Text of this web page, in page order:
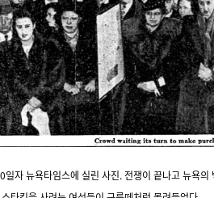
자 뉴욕타임스에 실린 사진. 전쟁이 끝나고 뉴욕